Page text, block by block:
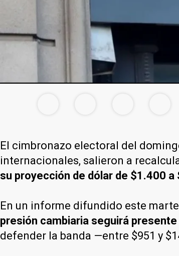
El cimbronazo electoral del
internacionales, salieron a
su proyección de dólar de $1.400
En un informe difundido este
presión cambiaria seguirá
defender la banda —entre $951 y